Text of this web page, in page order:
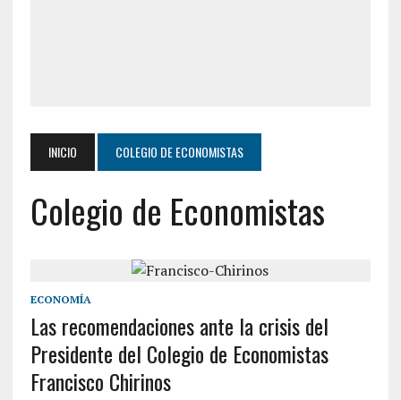
INICIO COLEGIO DE ECONOMISTAS
Colegio de Economistas
ECONOMÍA
Las recomendaciones ante la crisis del
Presidente del Colegio de Economistas
Francisco Chirinos